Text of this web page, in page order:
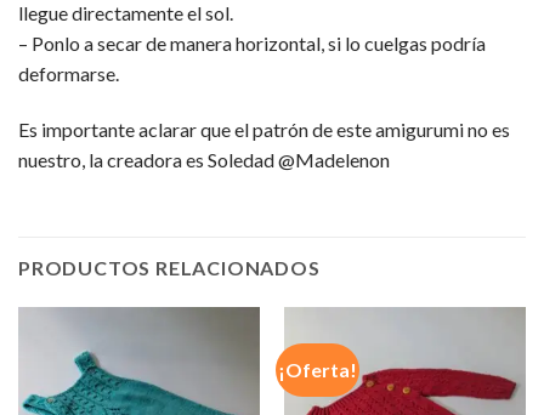
llegue directamente el sol.
– Ponlo a secar de manera horizontal, si lo cuelgas podría
deformarse.
Es importante aclarar que el patrón de este amigurumi no es
nuestro, la creadora es Soledad @Madelenon
PRODUCTOS RELACIONADOS
¡Oferta!